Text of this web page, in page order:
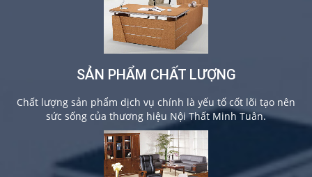
SẢN PHẨM CHẤT LƯỢNG
Chất lượng sản phẩm dịch vụ chính là yếu tố cốt lõi tạo nên
sức sống của thương hiệu Nội Thất Minh Tuân.